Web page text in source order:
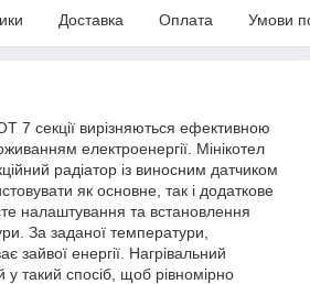
Доставка Оплата Умови
7 секції вирізняються ефективною
електроенергії. Мінікотел
радіатор із виносним датчиком
як основне, так і додаткове
налаштування та встановлення
За заданої температури,
зайвої енергії. Нагрівальний
такий спосіб, щоб рівномірно